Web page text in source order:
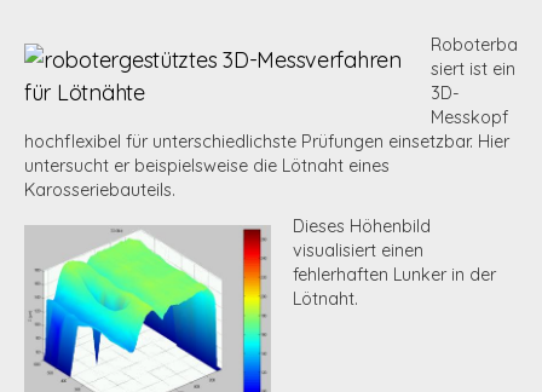
Roboterba
siert ist ein
3D-
Messkopf
hochflexibel für unterschiedlichste Prüfungen einsetzbar. Hier
untersucht er beispielsweise die Lötnaht eines
Karosseriebauteils.
Dieses Höhenbild
visualisiert einen
fehlerhaften Lunker in der
Lötnaht.